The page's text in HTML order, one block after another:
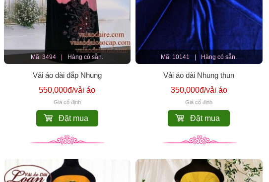
Mã: 3494 Hàng có sẵn.
Vải áo dài đắp Nhung
550,000đ/vải áo
Giá cố định
Đặt mua
Mã: 10141 Hàng có sẵn.
Vải áo dài Nhung thun
350,000đ/vải áo
Giá cố định
Đặt mua